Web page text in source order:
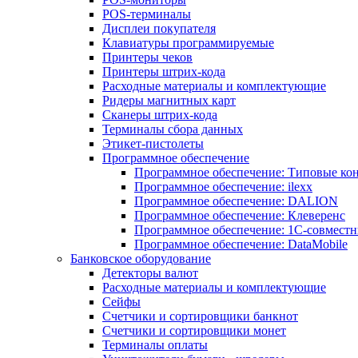
POS-терминалы
Дисплеи покупателя
Клавиатуры программируемые
Принтеры чеков
Принтеры штрих-кода
Расходные материалы и комплектующие
Ридеры магнитных карт
Сканеры штрих-кода
Терминалы сбора данных
Этикет-пистолеты
Программное обеспечение
Программное обеспечение: Типовые
Программное обеспечение: ilexx
Программное обеспечение: DALION
Программное обеспечение: Клеверенс
Программное обеспечение: 1С-
Программное обеспечение: DataMobile
Банковское оборудование
Детекторы валют
Расходные материалы и комплектующие
Сейфы
Счетчики и сортировщики банкнот
Счетчики и сортировщики монет
Терминалы оплаты